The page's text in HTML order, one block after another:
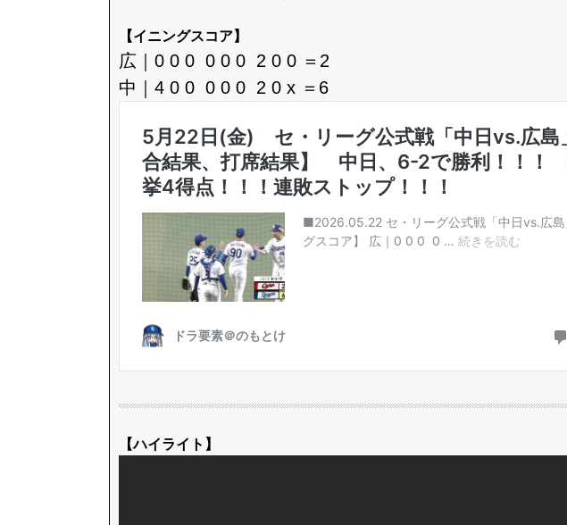
【イニングスコア】
広｜0 0 0 0 0 0 2 0 0 ＝2
中｜4 0 0 0 0 0 2 0 x ＝6
【ハイライト】